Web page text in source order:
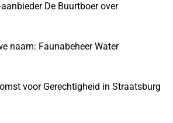
De Buurtboer over
naam: Faunabeheer Water
voor Gerechtigheid in Straatsburg